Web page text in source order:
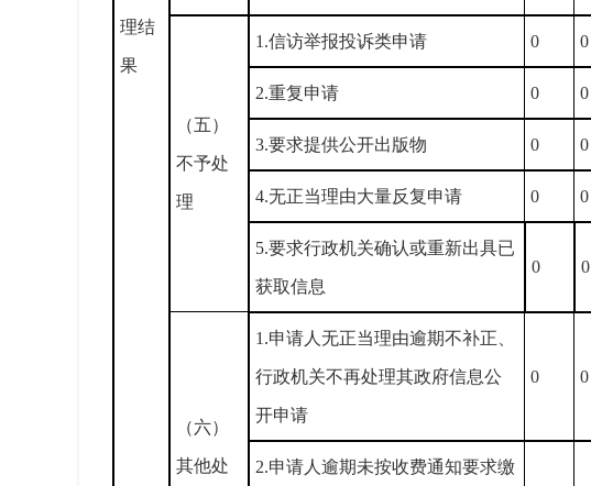
理结
果
（五）
不予处
理
1.信访举报投诉类申请 0 0
2.重复申请 0 0
3.要求提供公开出版物 0 0
4.无正当理由大量反复申请 0 0
5.要求行政机关确认或重新出具已
获取信息
0 0
（六）
其他处
1.申请人无正当理由逾期不补正、
行政机关不再处理其政府信息公
开申请
0 0
2.申请人逾期未按收费通知要求缴